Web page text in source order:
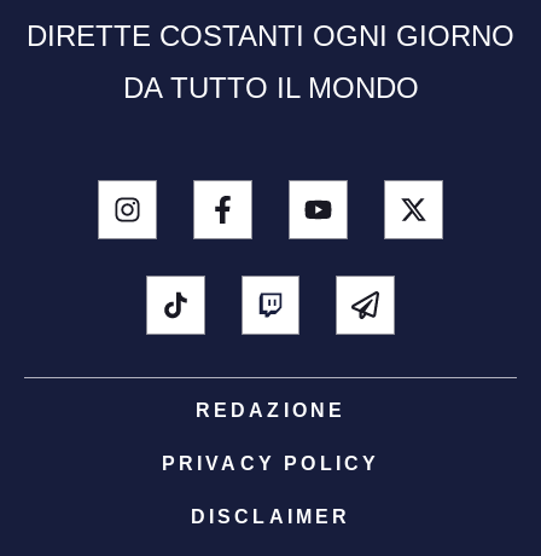
DIRETTE COSTANTI OGNI GIORNO
DA TUTTO IL MONDO
REDAZIONE
PRIVACY POLICY
DISCLAIMER